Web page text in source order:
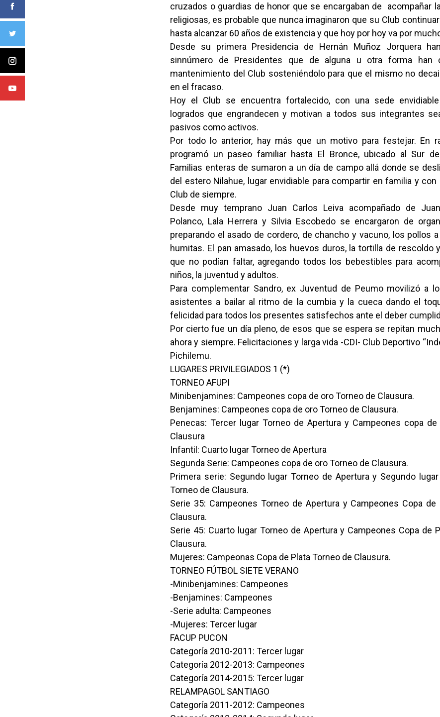
cruzados o guardias de honor que se encargaban de acompañar
religiosas, es probable que nunca imaginaron que su Club
hasta alcanzar 60 años de existencia y que hoy por hoy va por
Desde su primera Presidencia de Hernán Muñoz Jorquera
sinnúmero de Presidentes que de alguna u otra forma han
mantenimiento del Club sosteniéndolo para que el mismo no
en el fracaso.
Hoy el Club se encuentra fortalecido, con una sede
logrados que engrandecen y motivan a todos sus integrantes
pasivos como activos.
Por todo lo anterior, hay más que un motivo para festejar. En
programó un paseo familiar hasta El Bronce, ubicado al Sur
Familias enteras de sumaron a un día de campo allá donde se
del estero Nilahue, lugar envidiable para compartir en familia y
Club de siempre.
Desde muy temprano Juan Carlos Leiva acompañado de
Polanco, Lala Herrera y Silvia Escobedo se encargaron de
preparando el asado de cordero, de chancho y vacuno, los pollos
humitas. El pan amasado, los huevos duros, la tortilla de rescoldo
que no podían faltar, agregando todos los bebestibles para
niños, la juventud y adultos.
Para complementar Sandro, ex Juventud de Peumo movilizó a
asistentes a bailar al ritmo de la cumbia y la cueca dando el
felicidad para todos los presentes satisfechos ante el deber
Por cierto fue un día pleno, de esos que se espera se repitan
ahora y siempre. Felicitaciones y larga vida -CDI- Club Deportivo
Pichilemu.
LUGARES PRIVILEGIADOS 1 (*)
TORNEO AFUPI
Minibenjamines: Campeones copa de oro Torneo de Clausura.
Benjamines: Campeones copa de oro Torneo de Clausura.
Penecas: Tercer lugar Torneo de Apertura y Campeones copa
Clausura
Infantil: Cuarto lugar Torneo de Apertura
Segunda Serie: Campeones copa de oro Torneo de Clausura.
Primera serie: Segundo lugar Torneo de Apertura y Segundo
Torneo de Clausura.
Serie 35: Campeones Torneo de Apertura y Campeones Copa de
Clausura.
Serie 45: Cuarto lugar Torneo de Apertura y Campeones Copa de
Clausura.
Mujeres: Campeonas Copa de Plata Torneo de Clausura.
TORNEO FÚTBOL SIETE VERANO
-Minibenjamines: Campeones
-Benjamines: Campeones
-Serie adulta: Campeones
-Mujeres: Tercer lugar
FACUP PUCON
Categoría 2010-2011: Tercer lugar
Categoría 2012-2013: Campeones
Categoría 2014-2015: Tercer lugar
RELAMPAGOL SANTIAGO
Categoría 2011-2012: Campeones